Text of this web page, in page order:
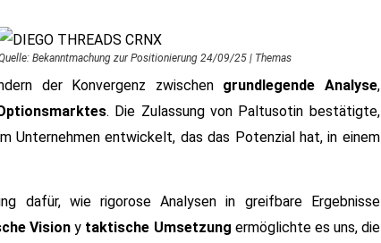
Bekanntmachung zur Positionierung 24/09/25 | Themas
der Konvergenz zwischen grundlegende Analyse,
. Die Zulassung von Paltusotin bestätigte,
Unternehmen entwickelt, das das Potenzial hat, in einem
dafür, wie rigorose Analysen in greifbare Ergebnisse
Vision y taktische Umsetzung ermöglichte es uns, die